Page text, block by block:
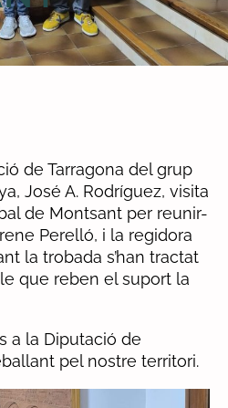
de Tarragona del grup
José A. Rodríguez, visita
de Montsant per reunir-
Perelló, i la regidora
la trobada s’han tractat
que reben el suport la
a la Diputació de
pel nostre territori.